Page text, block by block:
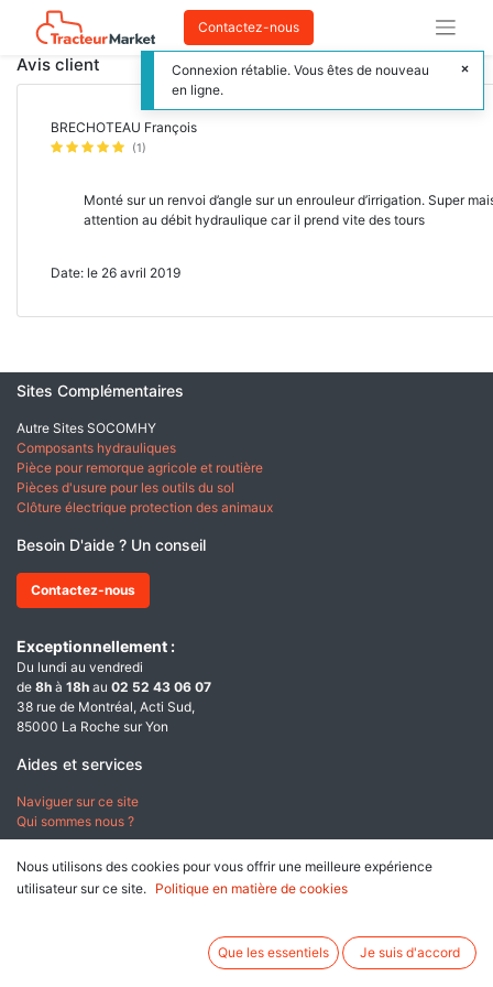
Contactez-nous
Avis client
BRECHOTEAU François
(1)
Monté sur un renvoi d’angle sur un enrouleur d’irrigation. Super
attention au débit hydraulique car il prend vite des tours
Date: le 26 avril 2019
Sites Complémentaires
Autre Sites SOCOMHY
Composants hydrauliques
Pièce pour remorque agricole et routière
Pièces d'usure pour les outils du sol
Clôture électrique protection des animaux
Besoin D'aide ? Un conseil
Contactez-nous
Exceptionnellement :
Du lundi au vendredi
de 8h à 18h au 02 52 43 06 07
38 rue de Montréal, Acti Sud,
85000 La Roche sur Yon
Aides et services
Naviguer sur ce site
Qui sommes nous ?
A propos
Conditions générales de ventes
Nous utilisons des cookies pour vous offrir une meilleure expérience
utilisateur sur ce site.
Politique en matière de cookies
Que les essentiels Je suis d'accord
Connexion rétablie. Vous êtes de nouveau
en ligne.